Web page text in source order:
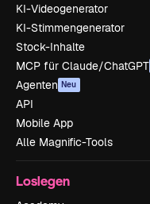
KI-Videogenerator
KI-Stimmengenerator
Stock-Inhalte
MCP für Claude/ChatGPT
Agenten Neu
API
Mobile App
Alle Magnific-Tools
Loslegen